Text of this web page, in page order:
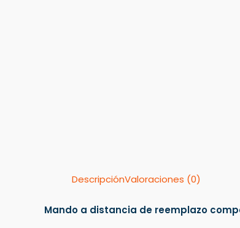
DescripciónValoraciones (0)
Mando a distancia de reemplazo